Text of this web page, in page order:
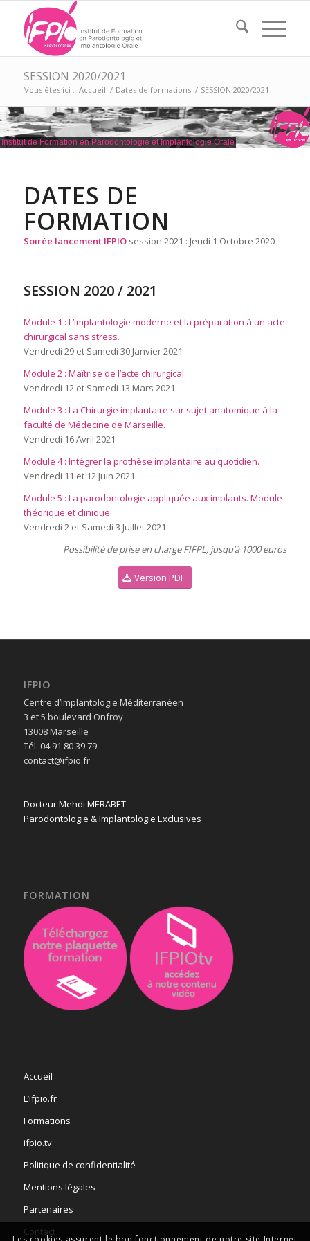
SESSION 2020/2021
Vous êtes ici : Accueil / Dates de formations / SESSION 2020/2021
Institut de Formation en Parodontologie et Implantologie Orale
DATES DE
FORMATION
Soirée lancement IFPIOsession 2021 : Jeudi 1 Octobre 2020
SESSION 2020 / 2021
Module 1 : L’implantologie moderne et la préparation à un acte
chirurgical sans stress.
Vendredi 29 et Samedi 30 Janvier 2021
Module 2 : Maîtrise de l’acte chirurgical.
Vendredi 12 et Samedi 13 Mars 2021
Module 3 : La Chirurgie implantaire sur sujet anatomique à la
faculté de Médecine de Marseille.
Vendredi 16 Avril 2021
Module 4 : Intégrer la prothèse implantaire au quotidien.
Vendredi 11 et 12 Juin 2021
Module 5 : La parodontologie appliquée aux implants. Module
théorique et clinique
Vendredi 2 et Samedi 3 Juillet 2021
Possibilité de prise en charge FIFPL, jusqu’à 1000 euros
Version PDF
IFPIO
Centre d’Implantologie Méditerranéen
3 et 5 boulevard Onfroy
13008 Marseille
Tél. 04 91 80 39 79
contact@ifpio.fr
Docteur Mehdi MERABET
Parodontologie & Implantologie Exclusives
FORMATION
Accueil
L’ifpio.fr
Formations
ifpio.tv
Politique de confidentialité
Mentions légales
Partenaires
Contact